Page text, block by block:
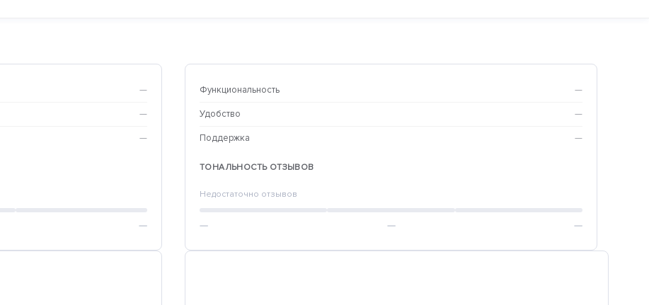
—
—
—
—
Функциональность —
Удобство —
Поддержка —
ТОНАЛЬНОСТЬ ОТЗЫВОВ
Недостаточно отзывов
— — —